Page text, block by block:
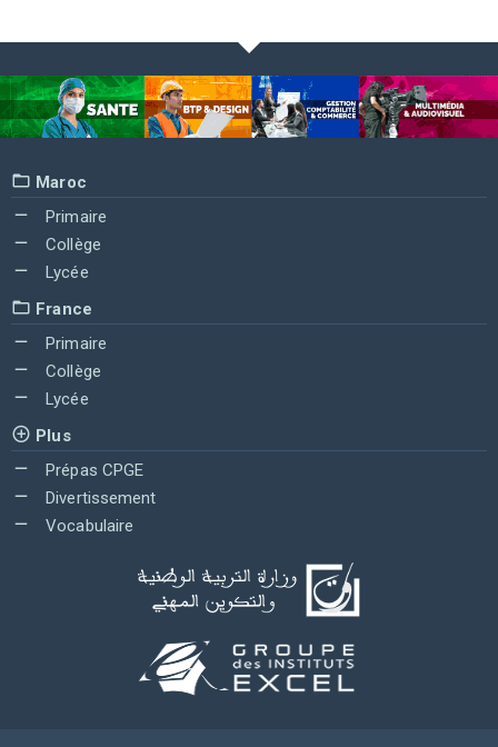
Maroc
Primaire
Collège
Lycée
France
Primaire
Collège
Lycée
Plus
Prépas CPGE
Divertissement
Vocabulaire